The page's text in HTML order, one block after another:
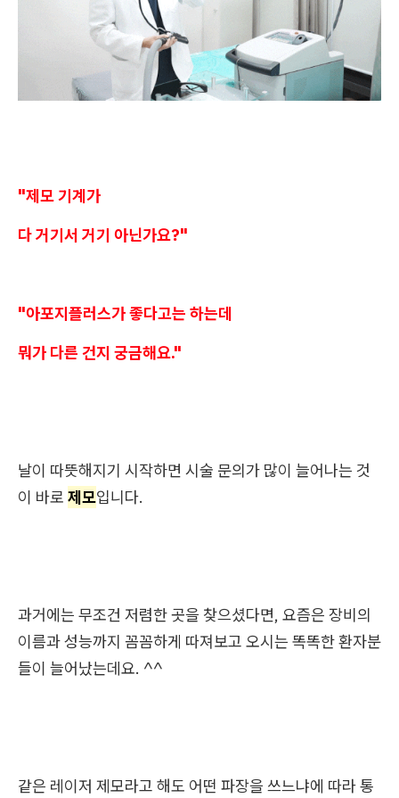
"제모 기계가
다 거기서 거기 아닌가요?"
"아포지플러스가 좋다고는 하는데
뭐가 다른 건지 궁금해요."
날이 따뜻해지기 시작하면 시술 문의가 많이 늘어나는 것
이 바로 제모입니다.
과거에는 무조건 저렴한 곳을 찾으셨다면, 요즘은 장비의
이름과 성능까지 꼼꼼하게 따져보고 오시는 똑똑한 환자분
들이 늘어났는데요. ^^
같은 레이저 제모라고 해도 어떤 파장을 쓰느냐에 따라 통